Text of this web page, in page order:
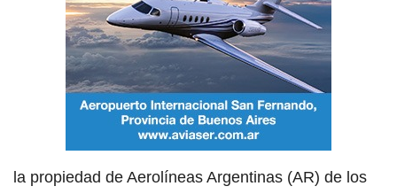
la propiedad de Aerolíneas Argentinas (AR) de los